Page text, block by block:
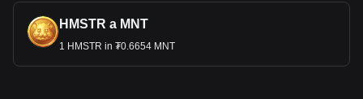
HMSTR a MNT
1 HMSTR in ₮0.6654 MNT